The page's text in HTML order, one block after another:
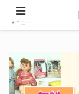
メニュー